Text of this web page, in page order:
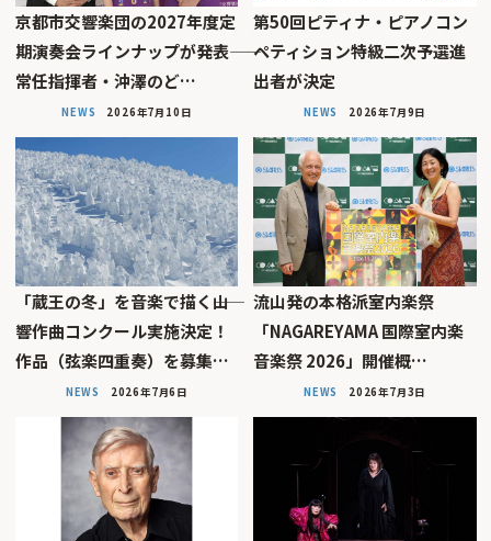
京都市交響楽団の2027年度定
期演奏会ラインナップが発表――
常任指揮者・沖澤のど…
NEWS 2026年7月10日
第50回ピティナ・ピアノコン
ペティション特級二次予選進
出者が決定
NEWS 2026年7月9日
「蔵王の冬」を音楽で描く――山
響作曲コンクール実施決定！
作品（弦楽四重奏）を募集…
NEWS 2026年7月6日
流山発の本格派室内楽祭
「NAGAREYAMA 国際室内楽
音楽祭 2026」開催概…
NEWS 2026年7月3日